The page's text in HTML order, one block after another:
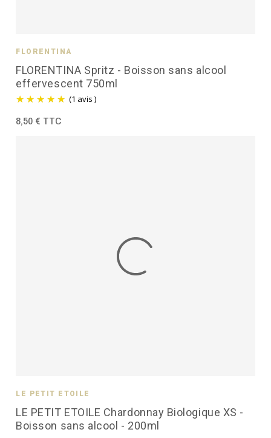
FLORENTINA Spritz - Boisson sans alcool
effervescent 750ml
(1 avis )
FLORENTINA
8,50 € TTC
LE PETIT ETOILE Chardonnay Biologique XS -
Boisson sans alcool - 200ml
LE PETIT ÉTOILÉ